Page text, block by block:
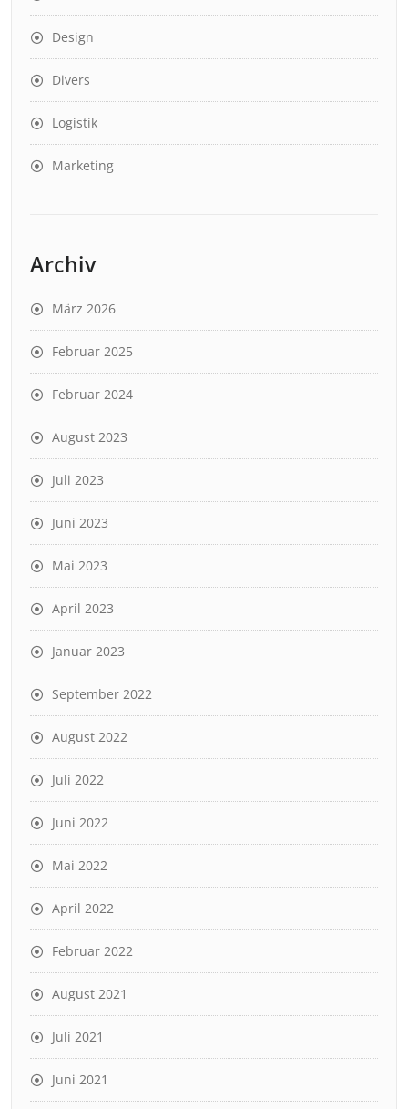
Design
Divers
Logistik
Marketing
Archiv
März 2026
Februar 2025
Februar 2024
August 2023
Juli 2023
Juni 2023
Mai 2023
April 2023
Januar 2023
September 2022
August 2022
Juli 2022
Juni 2022
Mai 2022
April 2022
Februar 2022
August 2021
Juli 2021
Juni 2021